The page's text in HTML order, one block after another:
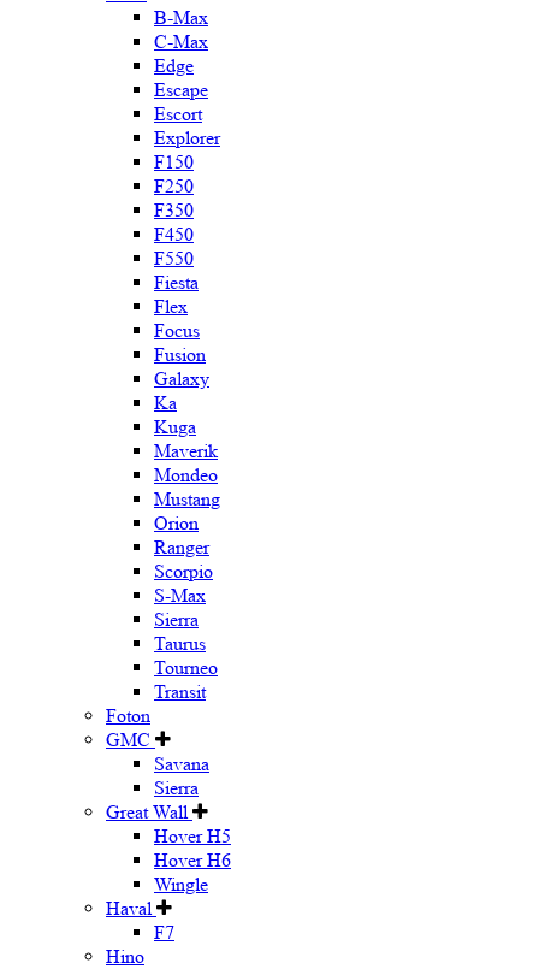
B-Max
C-Max
Edge
Escape
Escort
Explorer
F150
F250
F350
F450
F550
Fiesta
Flex
Focus
Fusion
Galaxy
Ka
Kuga
Maverik
Mondeo
Mustang
Orion
Ranger
Scorpio
S-Max
Sierra
Taurus
Tourneo
Transit
Foton
GMC
Savana
Sierra
Great Wall
Hover H5
Hover H6
Wingle
Haval
F7
Hino